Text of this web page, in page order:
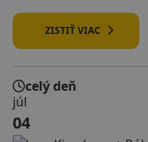
ZISTIŤ VIAC
celý deň
júl
04